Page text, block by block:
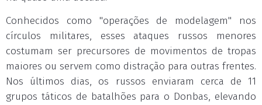
Conhecidos como "operações de modelagem" nos
círculos militares, esses ataques russos menores
costumam ser precursores de movimentos de tropas
maiores ou servem como distração para outras frentes.
Nos últimos dias, os russos enviaram cerca de 11
grupos táticos de batalhões para o Donbas, elevando